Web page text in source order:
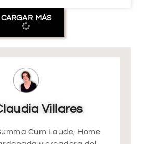
CARGAR MÁS
Villares
Cum Laude, Home